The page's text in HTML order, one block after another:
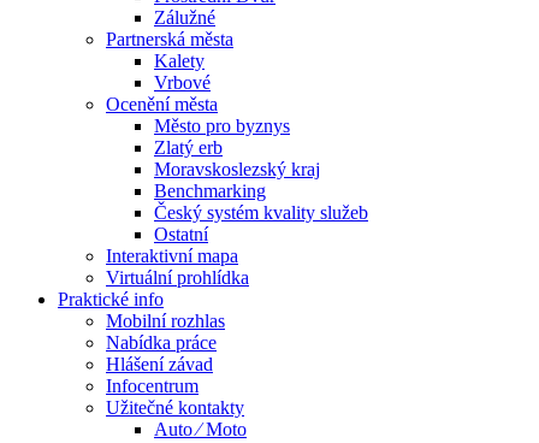
Zálužné
Partnerská města
Kalety
Vrbové
Ocenění města
Město pro byznys
Zlatý erb
Moravskoslezský kraj
Benchmarking
Český systém kvality služeb
Ostatní
Interaktivní mapa
Virtuální prohlídka
Praktické info
Mobilní rozhlas
Nabídka práce
Hlášení závad
Infocentrum
Užitečné kontakty
Auto ⁄ Moto